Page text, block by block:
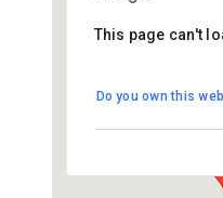
St
Middenstraat
This page can't
Do you own this